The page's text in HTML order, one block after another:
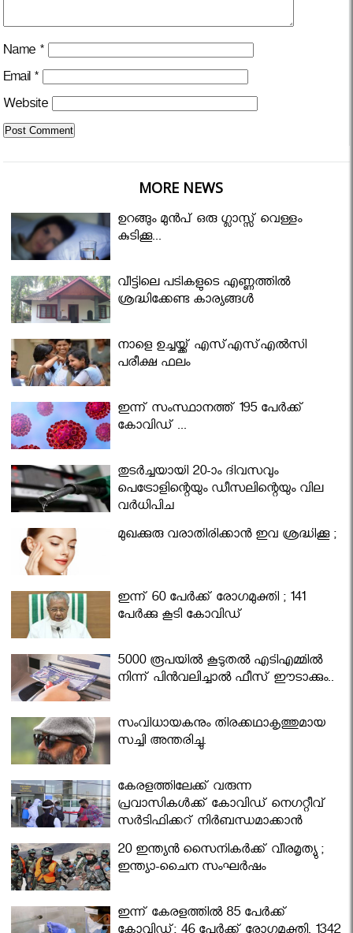
Name *
Email *
Website
MORE NEWS
ഉറങ്ങും മുന്‍പ് ഒരു ഗ്ലാസ്സ് വെള്ളം
കുടിക്കൂ...
വീട്ടിലെ പടികളുടെ എണ്ണത്തിൽ
ശ്രദ്ധിക്കേണ്ട കാര്യങ്ങൾ
നാളെ ഉച്ചയ്ക്ക് എസ്എസ്എല്‍സി
പരീക്ഷ ഫലം
ഇന്ന് സംസ്ഥാനത്ത് 195 പേര്‍ക്ക്
കോവിഡ് ...
തുടർച്ചയായി 20-ാം ദിവസവും
പെട്രോളിന്റെയും ഡീസലിന്റെയും വില
വര്‍ധിപ്പിച്ചു
മുഖക്കുരു വരാതിരിക്കാന്‍ ഇവ ശ്രദ്ധിക്കൂ ;
ഇന്ന് 60 പേർക്ക് രോഗമുക്തി ; 141
പേര്‍ക്കു കൂടി കോവിഡ്
5000 രൂപയിൽ കൂടുതൽ എടിഎമ്മിൽ
നിന്ന് പിൻവലിച്ചാൽ ഫീസ് ഈടാക്കും..
സംവിധായകനും തിരക്കഥാകൃത്തുമായ
സച്ചി അന്തരിച്ചു.
കേരളത്തിലേക്ക് വരുന്ന
പ്രവാസികള്‍ക്ക് കോവിഡ് നെഗറ്റീവ്
സര്‍ട്ടിഫിക്കറ്റ് നിർബന്ധമാക്കാൻ
മന്ത്രിസഭ
20 ഇന്ത്യൻ സൈനികർക്ക് വീരമൃത്യു ;
ഇന്ത്യാ-ചൈന സംഘർഷം
ഇന്ന് കേരളത്തിൽ 85 പേർക്ക്